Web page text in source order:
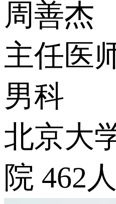
周善杰
主任医
男科
北京大
院 462